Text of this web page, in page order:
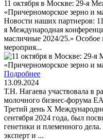
11 октября в Москве: 29-я
«Причерноморское зерно и
Новости наших партнеров:
я Международная
масличные 2024/25.»
мероприя...
Подробнее
13.09.2024
Т.Н. Нагаева участвовала в
молочного бизнес-форума
Третий день X
сентября 2024 года, был
генетики и племенного
эксперт и ...